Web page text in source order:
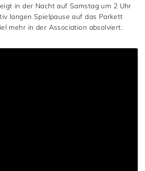
in der Nacht auf Samstag um 2 Uhr
langen Spielpause auf das Parkett
mehr in der Association absolviert.